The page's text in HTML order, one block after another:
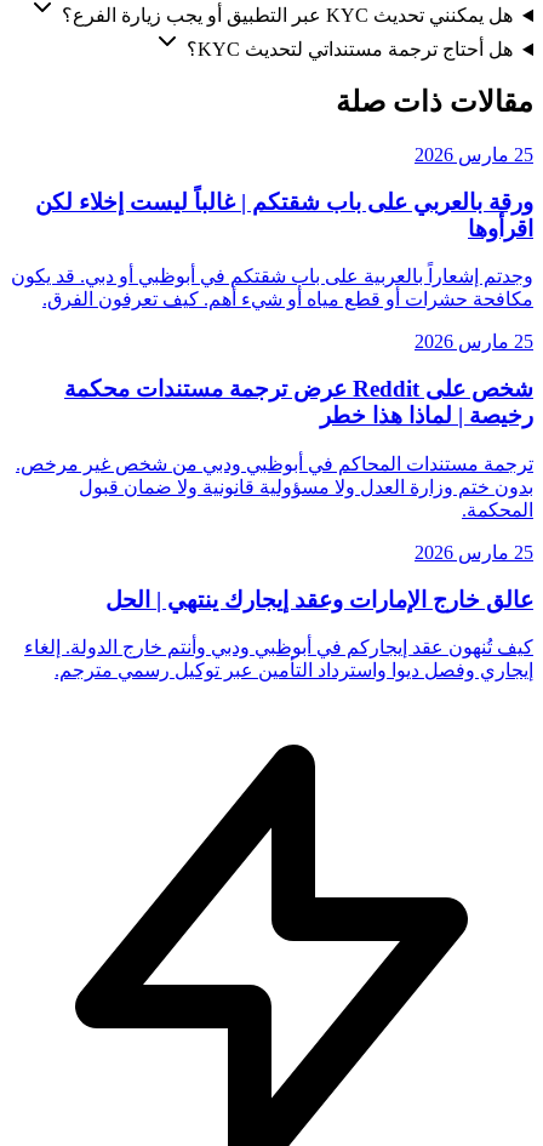
هل يمكنني تحديث KYC عبر التطبيق أو يجب زيارة الفرع؟
هل أحتاج ترجمة مستنداتي لتحديث KYC؟
مقالات ذات صلة
25 مارس 2026
ورقة بالعربي على باب شقتكم | غالباً ليست إخلاء لكن
اقرأوها
وجدتم إشعاراً بالعربية على باب شقتكم في أبوظبي أو دبي. قد يكون
مكافحة حشرات أو قطع مياه أو شيء أهم. كيف تعرفون الفرق.
25 مارس 2026
شخص على Reddit عرض ترجمة مستندات محكمة
رخيصة | لماذا هذا خطر
ترجمة مستندات المحاكم في أبوظبي ودبي من شخص غير مرخص.
بدون ختم وزارة العدل ولا مسؤولية قانونية ولا ضمان قبول
المحكمة.
25 مارس 2026
عالق خارج الإمارات وعقد إيجارك ينتهي | الحل
كيف تُنهون عقد إيجاركم في أبوظبي ودبي وأنتم خارج الدولة. إلغاء
إيجاري وفصل ديوا واسترداد التأمين عبر توكيل رسمي مترجم.